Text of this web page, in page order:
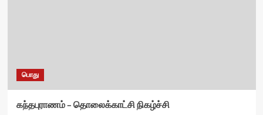
பொது
கந்தபுராணம் – தொலைக்காட்சி நிகழ்ச்சி